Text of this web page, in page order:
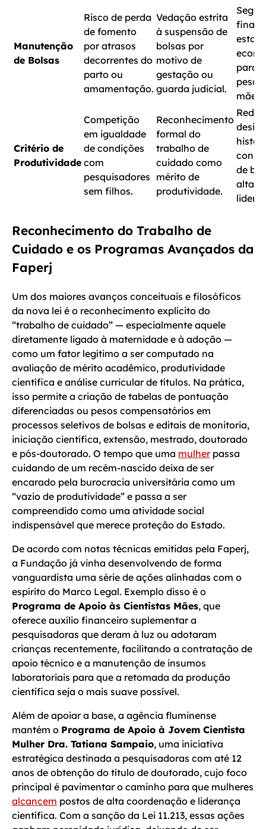
Manutenção
de Bolsas
Risco de perda
de fomento
por atrasos
decorrentes do
parto ou
amamentação.
Vedação estrita
à suspensão de
bolsas por
motivo de
gestação ou
guarda judicial.
para a
mãe.
Critério de
Produtividade
Competição
em igualdade
de condições
com
pesquisadores
sem filhos.
Reconhecimento
formal do
trabalho de
cuidado como
mérito de
produtividade.
de
alta
Reconhecimento do Trabalho de
Cuidado e os Programas Avançados da
Faperj
Um dos maiores avanços conceituais e filosóficos
da nova lei é o reconhecimento explícito do
“trabalho de cuidado” — especialmente aquele
diretamente ligado à maternidade e à adoção —
como um fator legítimo a ser computado na
avaliação de mérito acadêmico, produtividade
científica e análise curricular de títulos. Na prática,
isso permite a criação de tabelas de pontuação
diferenciadas ou pesos compensatórios em
processos seletivos de bolsas e editais de monitoria,
iniciação científica, extensão, mestrado, doutorado
e pós-doutorado. O tempo que uma mulherpassa
cuidando de um recém-nascido deixa de ser
encarado pela burocracia universitária como um
“vazio de produtividade” e passa a ser
compreendido como uma atividade social
indispensável que merece proteção do Estado.
De acordo com notas técnicas emitidas pela Faperj,
a Fundação já vinha desenvolvendo de forma
vanguardista uma série de ações alinhadas com o
espírito do Marco Legal. Exemplo disso é o
Programa de Apoio às Cientistas Mães, que
oferece auxílio financeiro suplementar a
pesquisadoras que deram à luz ou adotaram
crianças recentemente, facilitando a contratação de
apoio técnico e a manutenção de insumos
laboratoriais para que a retomada da produção
científica seja o mais suave possível.
Além de apoiar a base, a agência fluminense
mantém o Programa de Apoio à Jovem Cientista
Mulher Dra. Tatiana Sampaio, uma iniciativa
estratégica destinada a pesquisadoras com até 12
anos de obtenção do título de doutorado, cujo foco
principal é pavimentar o caminho para que mulheres
alcancem postos de alta coordenação e liderança
científica. Com a sanção da Lei 11.213, essas ações